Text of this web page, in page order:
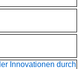
Innovationen durch